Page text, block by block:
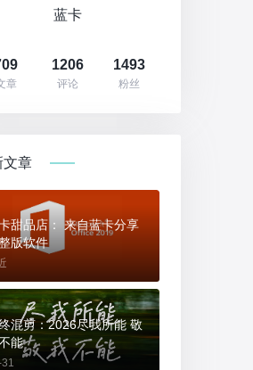
蓝卡
章
1206
评论
1493
粉丝
文章
甜品店： 来自蓝卡分享
版软件
混剪：2026尽我所能 敬
能